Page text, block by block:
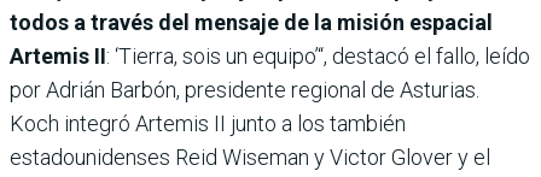
todos a través del mensaje de la misión espacial
Artemis II: ‘Tierra, sois un equipo’“, destacó el fallo, leído
por Adrián Barbón, presidente regional de Asturias.
Koch integró Artemis II junto a los también
estadounidenses Reid Wiseman y Victor Glover y el